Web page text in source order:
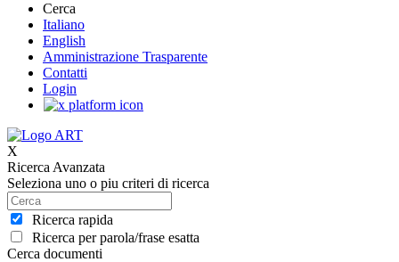
Cerca
Italiano
English
Amministrazione Trasparente
Contatti
Login
X
Ricerca Avanzata
Seleziona uno o piu criteri di ricerca
Ricerca rapida
Ricerca per parola/frase esatta
Cerca documenti